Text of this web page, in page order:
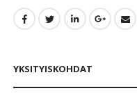
YKSITYISKOHDAT